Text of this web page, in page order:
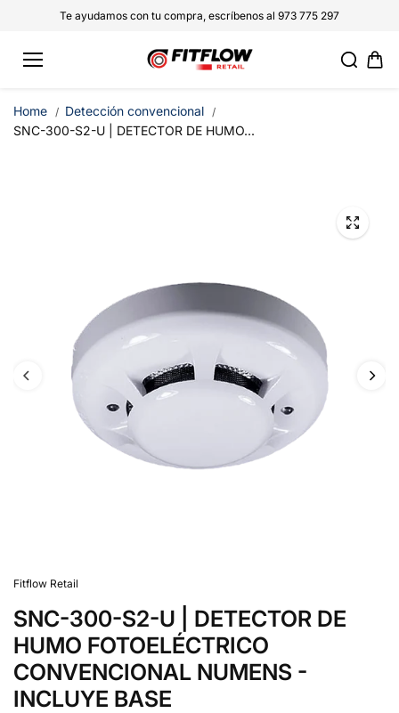
conteniTe ayudamos con tu compra, escríbenos al 973 775 297
Home
Detección convencional
SNC-300-S2-U | DETECTOR DE HUMO...
Fitflow Retail
SNC-300-S2-U | DETECTOR DE
HUMO FOTOELÉCTRICO
CONVENCIONAL NUMENS -
INCLUYE BASE